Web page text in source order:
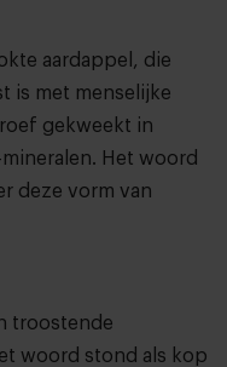
aardappel, die
is met menselijke
gekweekt in
Het woord
deze vorm van
troostende
woord stond als kop